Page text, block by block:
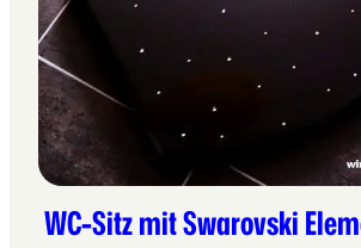
WC-Sitz mit Swarovski